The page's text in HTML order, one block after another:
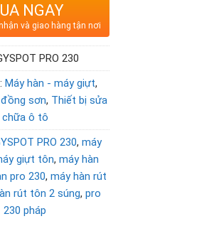
NGAY
và giao hàng tận nơi
PRO 230
Máy hàn - máy giựt,
sơn, Thiết bị sửa
chữa ô tô
PRO 230, máy
giựt tôn, máy hàn
pro 230, máy hàn rút
rút tôn 2 súng, pro
230 pháp